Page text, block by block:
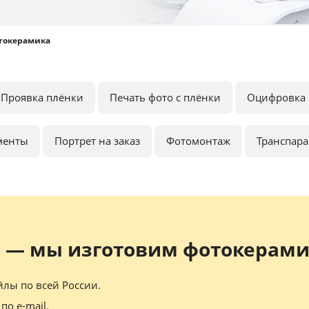
Проявка плёнки Печать фото с плёнки Оцифровка
Портрет на заказ Фотомонтаж
мы изготовим
по всей России.
e-mail.